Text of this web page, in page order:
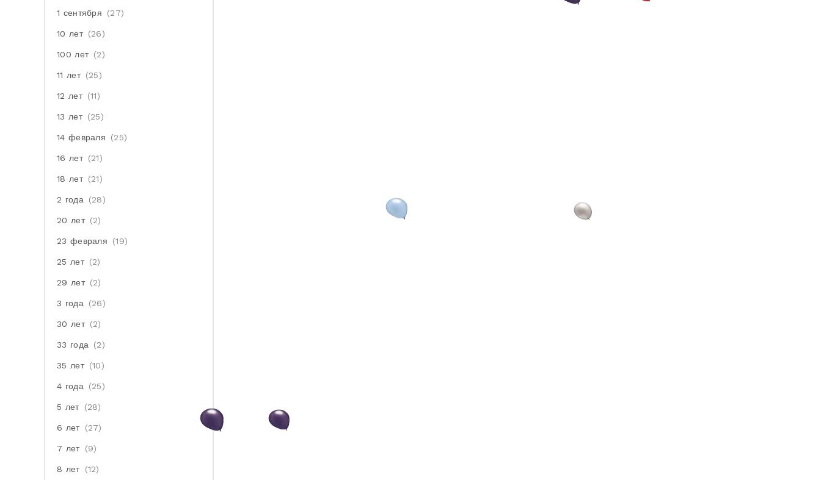
1 сентября (27)
10 лет (26)
100 лет (2)
11 лет (25)
12 лет (11)
13 лет (25)
14 февраля (25)
16 лет (21)
18 лет (21)
2 года (28)
20 лет (2)
23 февраля (19)
25 лет (2)
29 лет (2)
3 года (26)
30 лет (2)
33 года (2)
35 лет (10)
4 года (25)
5 лет (28)
6 лет (27)
7 лет (9)
8 лет (12)